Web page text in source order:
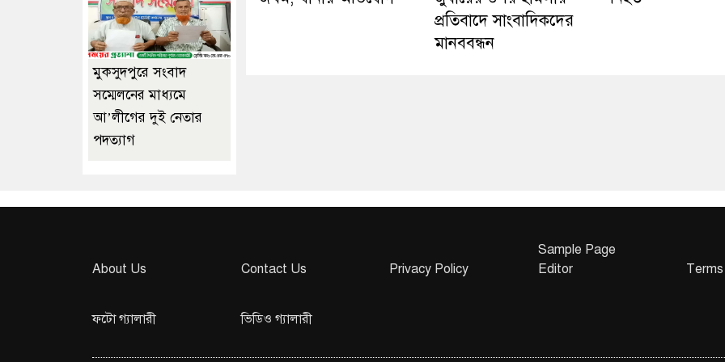
প্রতিবাদে সাংবাদিকদের
মানববন্ধন
মুকসুদপুরে সংবাদ
সম্মেলনের মাধ্যমে
আ’লীগের দুই নেতার
পদত্যাগ
About Us Contact Us Privacy Policy
Sample Page
Editor
ফটো গ্যালারী ভিডিও গ্যালারী